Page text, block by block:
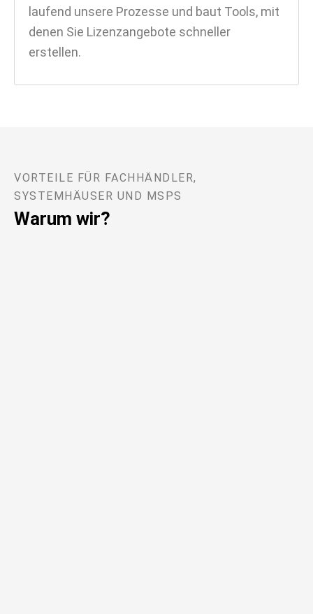
laufend unsere Prozesse und baut Tools, mit
denen Sie Lizenzangebote schneller
erstellen.
VORTEILE FÜR FACHHÄNDLER,
SYSTEMHÄUSER UND MSPS
Warum wir?